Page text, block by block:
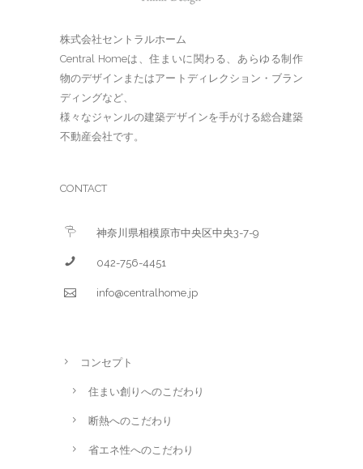
株式会社セントラルホーム
Central Homeは、住まいに関わる、あらゆる制作
物のデザインまたはアートディレクション・ブラン
ディングなど、
様々なジャンルの建築デザインを手がける総合建築
不動産会社です。
CONTACT
神奈川県相模原市中央区中央3-7-9
042-756-4451
info@centralhome.jp
コンセプト
住まい創りへのこだわり
断熱へのこだわり
省エネ性へのこだわり